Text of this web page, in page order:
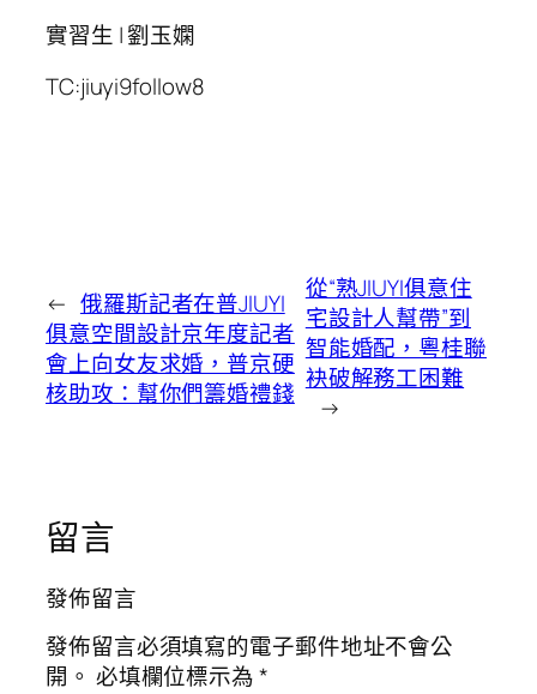
實習生 | 劉玉嫻
TC:jiuyi9follow8
← 俄羅斯記者在普JIUYI
俱意空間設計京年度記者
會上向女友求婚，普京硬
核助攻：幫你們籌婚禮錢
從“熟JIUYI俱意住
宅設計人幫帶”到
智能婚配，粵桂聯
袂破解務工困難
→
留言
發佈留言
發佈留言必須填寫的電子郵件地址不會公
開。 必填欄位標示為*